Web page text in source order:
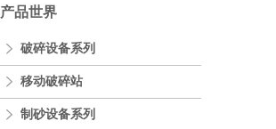
产品世界
破碎设备系列
移动破碎站
制砂设备系列